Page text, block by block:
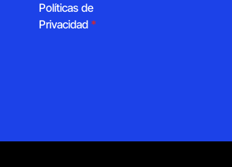
Políticas de
Privacidad *